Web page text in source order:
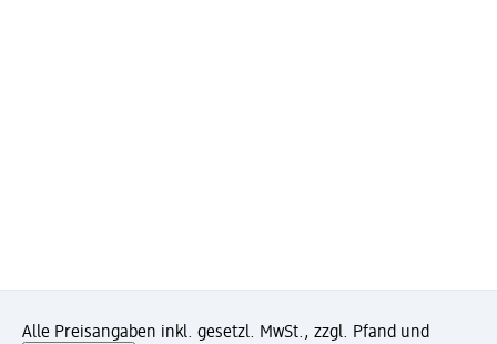
Alle Preisangaben inkl. gesetzl. MwSt., zzgl. Pfand und